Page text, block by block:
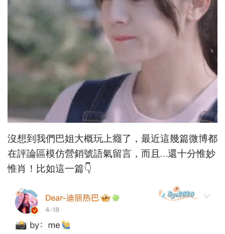
沒想到我們巴姐大概玩上癮了，最近這幾篇微博都
在評論區模仿營銷號語氣留言，而且…還十分惟妙
惟肖！比如這一篇👇